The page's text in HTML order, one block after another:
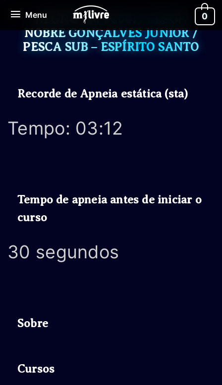
para
conteúdo
Menu
Menu 0
ALUNO RM #00017 EDSON
NOBRE GONÇALVES JUNIOR /
PESCA SUB – ESPÍRITO SANTO
Recorde de Apneia estática (sta)
Tempo: 03:12
Tempo de apneia antes de iniciar o
curso
30 segundos
Sobre
Cursos